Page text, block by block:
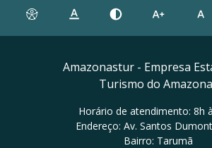
Amazonastur - Empresa
Turismo do
Horário de atendimento: 8h
Endereço: Av. Santos
Bairro: Tarumã